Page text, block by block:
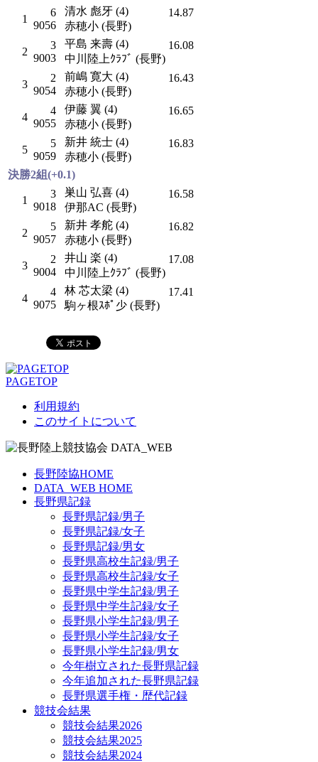
1
6
9056
清水 彪牙 (4)
赤穂小 (長野)
14.87
2
3
9003
平島 来壽 (4)
中川陸上ｸﾗﾌﾞ (長野)
16.08
3
2
9054
前嶋 寛大 (4)
赤穂小 (長野)
16.43
4
4
9055
伊藤 翼 (4)
赤穂小 (長野)
16.65
5
5
9059
新井 統士 (4)
赤穂小 (長野)
16.83
決勝2組(+0.1)
1
3
9018
巣山 弘喜 (4)
伊那AC (長野)
16.58
2
5
9057
新井 孝舵 (4)
赤穂小 (長野)
16.82
3
2
9004
井山 楽 (4)
中川陸上ｸﾗﾌﾞ (長野)
17.08
4
4
9075
林 芯太梁 (4)
駒ヶ根ｽﾎﾟ少 (長野)
17.41
PAGETOP
利用規約
このサイトについて
長野陸協HOME
DATA_WEB HOME
長野県記録
長野県記録/男子
長野県記録/女子
長野県記録/男女
長野県高校生記録/男子
長野県高校生記録/女子
長野県中学生記録/男子
長野県中学生記録/女子
長野県小学生記録/男子
長野県小学生記録/女子
長野県小学生記録/男女
今年樹立された長野県記録
今年追加された長野県記録
長野県選手権・歴代記録
競技会結果
競技会結果2026
競技会結果2025
競技会結果2024